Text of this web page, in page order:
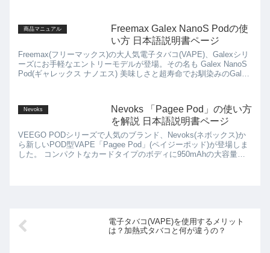
商品マニュアル
Freemax Galex NanoS Podの使
い方 日本語説明書ページ
Freemax(フリーマックス)の大人気電子タバコ(VAPE)、Galexシリ
ーズにお手軽なエントリーモデルが登場。その名も Galex NanoS
Pod(ギャレックス ナノエス) 美味しさと超寿命でお馴染みのGalex
Nevoks
Nevoks 「Pagee Pod」の使い方
を解説 日本語説明書ページ
VEEGO PODシリーズで人気のブランド、Nevoks(ネボックス)か
ら新しいPOD型VAPE「Pagee Pod」(ペイジーポッド)が登場しま
した。 コンパクトなカードタイプのボディに950mAhの大容量バ
電子タバコ(VAPE)を使用するメリット
は？加熱式タバコと何が違うの？